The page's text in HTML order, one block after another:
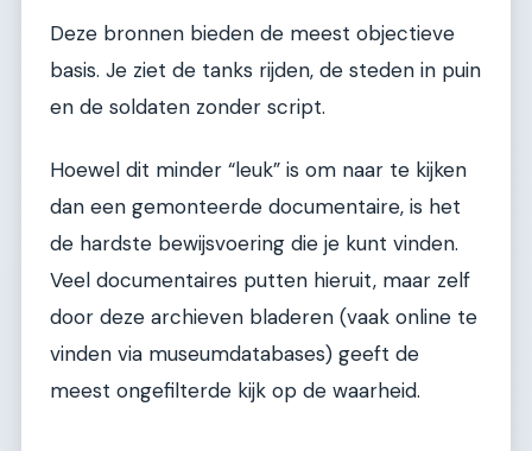
Deze bronnen bieden de meest objectieve
basis. Je ziet de tanks rijden, de steden in puin
en de soldaten zonder script.
Hoewel dit minder “leuk” is om naar te kijken
dan een gemonteerde documentaire, is het
de hardste bewijsvoering die je kunt vinden.
Veel documentaires putten hieruit, maar zelf
door deze archieven bladeren (vaak online te
vinden via museumdatabases) geeft de
meest ongefilterde kijk op de waarheid.